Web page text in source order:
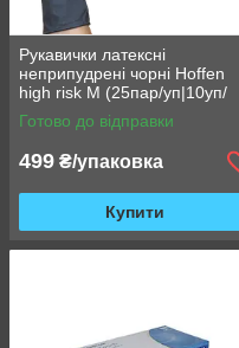
Рукавички латексні
неприпудрені чорні Hoffen
high risk M (25пар/уп|10уп/
ящ)
Готово до відправки
499 ₴/упаковка
Купити